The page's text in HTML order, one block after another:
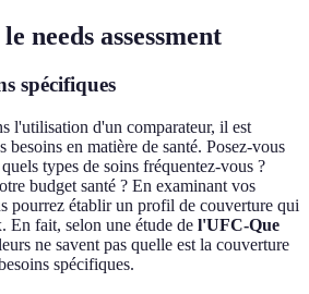
needs assessment
spécifiques
l'utilisation d'un comparateur, il est
en matière de santé. Posez-vous
types de soins fréquentez-vous ?
budget santé ? En examinant vos
pourrez établir un profil de couverture qui
En fait, selon une étude de l'UFC-Que
ne savent pas quelle est la couverture
spécifiques.